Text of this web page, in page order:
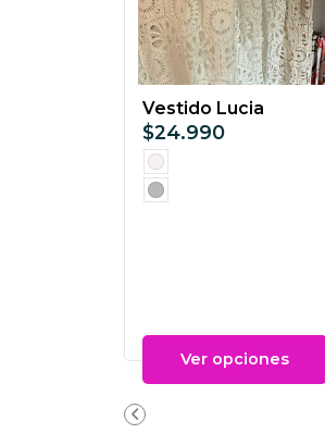
Vestido Lucia
$24.990
Ver opciones